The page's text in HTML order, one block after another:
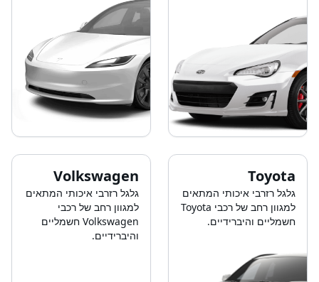
Toyota
גלגל רזרבי איכותי המתאים
למגוון רחב של רכבי Toyota
חשמליים והיברידיים.
Volkswagen
גלגל רזרבי איכותי המתאים
למגוון רחב של רכבי
Volkswagen חשמליים
והיברידיים.